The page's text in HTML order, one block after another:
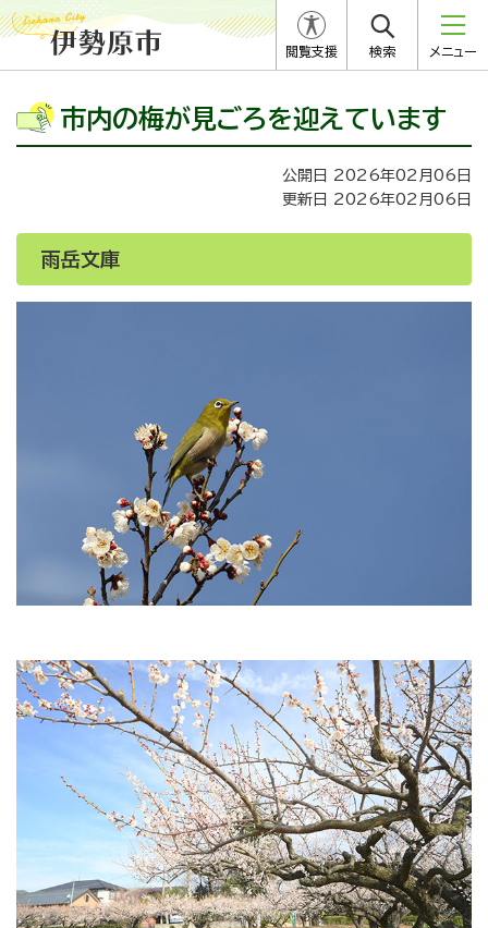
閲覧支援 検索 メニュー
市内の梅が見ごろを迎えています
公開日 2026年02月06日
更新日 2026年02月06日
雨岳文庫